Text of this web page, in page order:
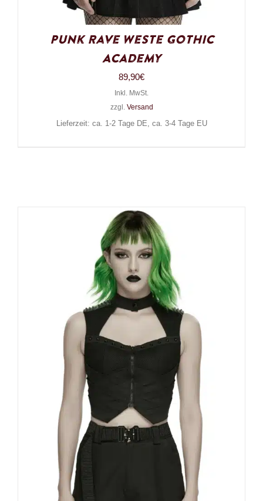
Punk Rave Weste Gothic
Academy
89,90€
Inkl. MwSt.
zzgl. Versand
Lieferzeit: ca. 1-2 Tage DE, ca. 3-4 Tage EU